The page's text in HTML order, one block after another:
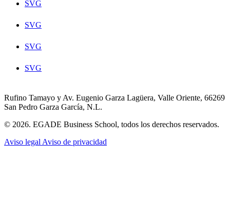
SVG
SVG
SVG
SVG
Rufino Tamayo y Av. Eugenio Garza Lagüera, Valle Oriente, 66269
San Pedro Garza García, N.L.
© 2026. EGADE Business School, todos los derechos reservados.
Aviso legal Aviso de privacidad